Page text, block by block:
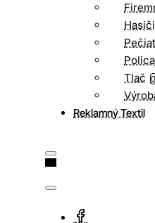
Hasiči
Tlač 0
Reklamný Textil